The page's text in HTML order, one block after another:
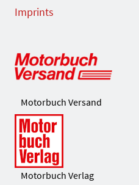
Imprints
Motorbuch Versand
Motorbuch Verlag